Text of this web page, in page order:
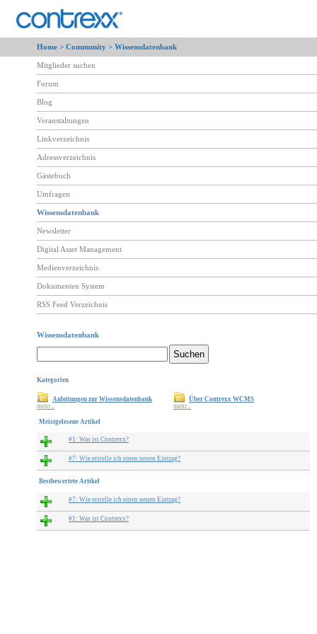
Home > Community > Wissensdatenbank
Mitglieder suchen
Forum
Blog
Veranstaltungen
Linkverzeichnis
Adressverzeichnis
Gästebuch
Umfragen
Wissensdatenbank
Newsletter
Digital Asset Management
Medienverzeichnis
Dokumenten System
RSS Feed Verzeichnis
Wissensdatenbank
Kategorien
Anleitungen zur Wissensdatenbank
mehr...
Über Contrexx WCMS
mehr...
Meistgelesene Artikel
#1: Was ist Contrexx?
#7: Wie erstelle ich einen neuen Eintrag?
Bestbewertete Artikel
#7: Wie erstelle ich einen neuen Eintrag?
#1: Was ist Contrexx?